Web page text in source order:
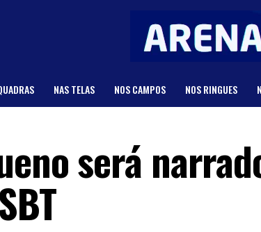
NAS TELAS NOS CAMPOS NOS RINGUES
será